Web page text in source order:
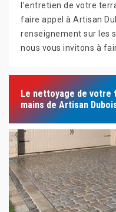
l’entretien de votre
faire appel à Artisan
renseignement sur les
nous vous invitons à
Le nettoyage de votre
mains de Artisan